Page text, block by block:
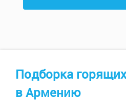
Подборка
в Армению